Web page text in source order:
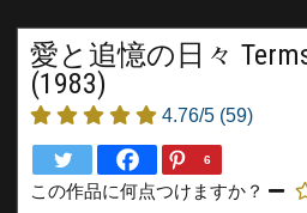
愛と追憶の日々
(1983)
4.76/5 (59)
6
この作品に何点つけますか？